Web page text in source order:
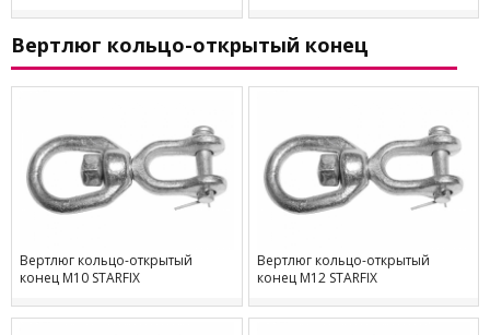
Вертлюг кольцо-открытый конец
Вертлюг кольцо-открытый
конец М10 STARFIX
Вертлюг кольцо-открытый
конец М12 STARFIX